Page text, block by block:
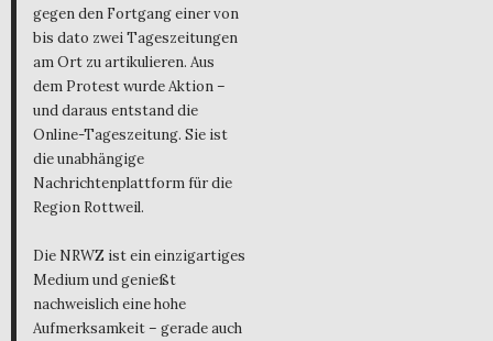
gegen den Fortgang einer von
bis dato zwei Tageszeitungen
am Ort zu artikulieren. Aus
dem Protest wurde Aktion –
und daraus entstand die
Online-Tageszeitung. Sie ist
die unabhängige
Nachrichtenplattform für die
Region Rottweil.
Die NRWZ ist ein einzigartiges
Medium und genießt
nachweislich eine hohe
Aufmerksamkeit – gerade auch